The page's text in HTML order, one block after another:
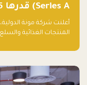
Series A) قدرها 5 ملايين ريال
أعلنت شركة مونة
المنتجات الغذائية
دولار أمريكي)، بقيادة